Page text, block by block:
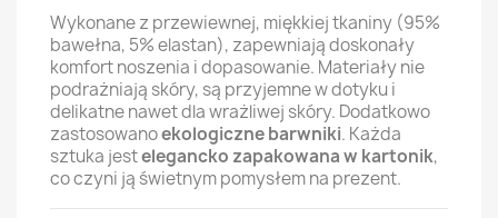
Wykonane z przewiewnej, miękkiej tkaniny (95%
bawełna, 5% elastan), zapewniają doskonały
komfort noszenia i dopasowanie. Materiały nie
podrażniają skóry, są przyjemne w dotyku i
delikatne nawet dla wrażliwej skóry. Dodatkowo
zastosowanoekologiczne barwniki. Każda
sztuka jestelegancko zapakowana w kartonik,
co czyni ją świetnym pomysłem na prezent.